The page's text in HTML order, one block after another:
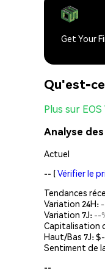
Get Your
Qu'est-
Plus sur
Analyse
Actuel
-- (Vérifier le
Tendances
Variation 24H:
Variation 7J: --
Capitalisation
Haut/Bas 7J: $
Sentiment de
--